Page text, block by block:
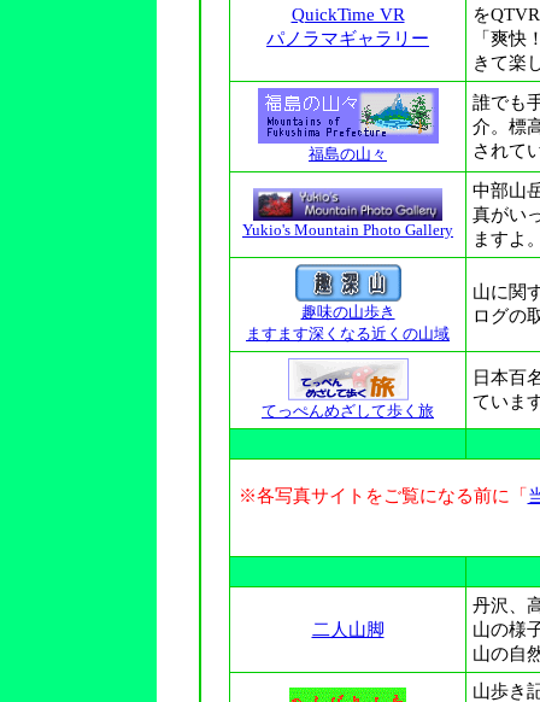
QuickTime VR
パノラマギャラリー
を
「爽快
きて楽
福島の山々
誰でも
介。標
されて
Yukio's Mountain Photo Gallery
中部山
真がい
ますよ
趣味の山歩き
ますます深くなる近くの山域
山に関
ログの
てっぺんめざして歩く旅
日本百
ていま
※各写真サイトをご覧になる前に「
二人山脚
丹沢、
山の様
山の自
山歩き